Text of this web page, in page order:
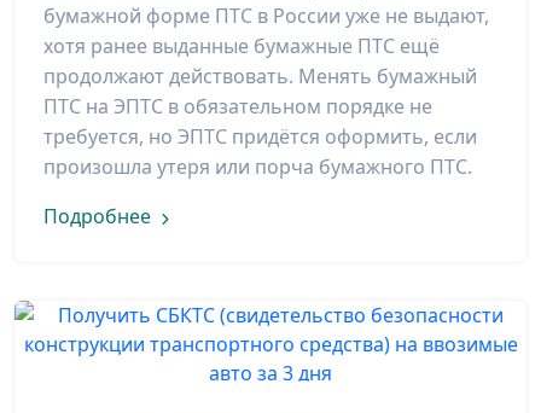
бумажной форме ПТС в России уже не выдают,
хотя ранее выданные бумажные ПТС ещё
продолжают действовать. Менять бумажный
ПТС на ЭПТС в обязательном порядке не
требуется, но ЭПТС придётся оформить, если
произошла утеря или порча бумажного ПТС.
Подробнее